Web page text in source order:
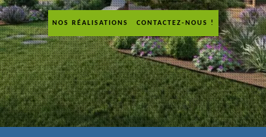
NOS RÉALISATIONS CONTACTEZ-NOUS !